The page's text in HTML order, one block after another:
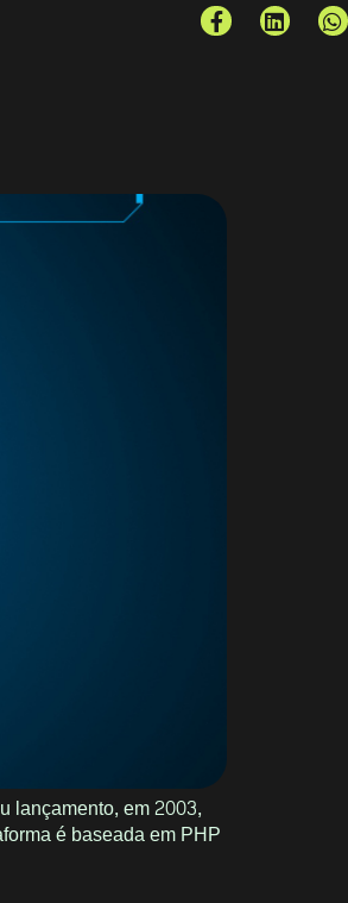
lançamento, em 2003,
é baseada em PHP